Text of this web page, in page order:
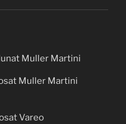
Muller Martini
Muller Martini
Vareo